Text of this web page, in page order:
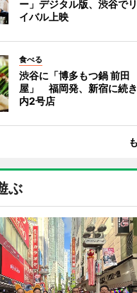
ー」デジタル版、渋谷で
イバル上映
食べる
渋谷に「博多もつ鍋 前田
屋」 福岡発、新宿に続
内2号店
ぶ